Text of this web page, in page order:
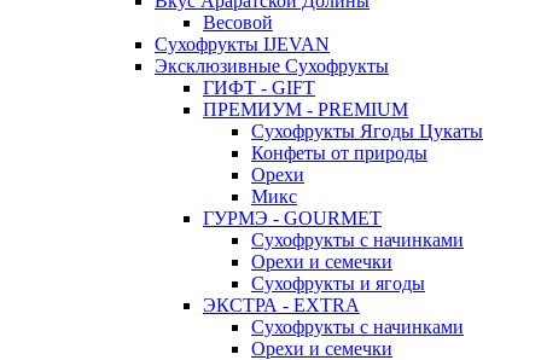
Весовой
Сухофрукты IJEVAN
Эксклюзивные Сухофрукты
ГИФТ - GIFT
ПРЕМИУМ - PREMIUM
Сухофрукты Ягоды Цукаты
Конфеты от природы
Орехи
Микс
ГУРМЭ - GOURMET
Сухофрукты с начинками
Орехи и семечки
Сухофрукты и ягоды
ЭКСТРА - EXTRA
Сухофрукты с начинками
Орехи и семечки